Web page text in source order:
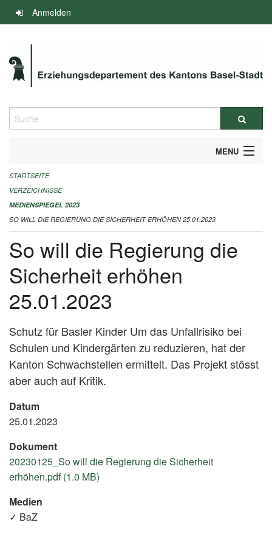
Navigation
überspringen
Anmelden
Suche
MENU
INFOS ZUM ED-MEDIENSPIEGEL
IMPRESSUM
STARTSEITE
VERZEICHNISSE
MEDIENSPIEGEL 2023
SO WILL DIE REGIERUNG DIE SICHERHEIT ERHÖHEN 25.01.2023
So will die Regierung die
Sicherheit erhöhen
25.01.2023
Schutz für Basler Kinder Um das Unfallrisiko bei
Schulen und Kindergärten zu reduzieren, hat der
Kanton Schwachstellen ermittelt. Das Projekt stösst
aber auch auf Kritik.
Datum
25.01.2023
Dokument
20230125_So will die Regierung die Sicherheit
erhöhen.pdf (1.0 MB)
Medien
✓ BaZ